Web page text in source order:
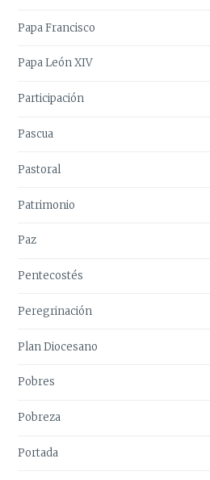
Papa Francisco
Papa León XIV
Participación
Pascua
Pastoral
Patrimonio
Paz
Pentecostés
Peregrinación
Plan Diocesano
Pobres
Pobreza
Portada